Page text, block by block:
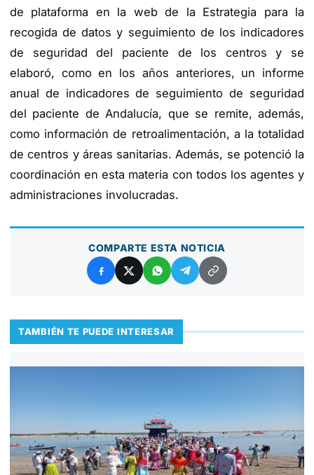
de plataforma en la web de la Estrategia para la
recogida de datos y seguimiento de los indicadores
de seguridad del paciente de los centros y se
elaboró, como en los años anteriores, un informe
anual de indicadores de seguimiento de seguridad
del paciente de Andalucía, que se remite, además,
como información de retroalimentación, a la totalidad
de centros y áreas sanitarias. Además, se potenció la
coordinación en esta materia con todos los agentes y
administraciones involucradas.
COMPARTE ESTA NOTICIA
TAMBIÉN TE PUEDE INTERESAR